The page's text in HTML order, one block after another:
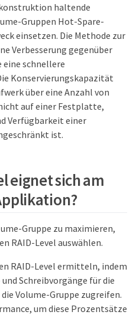
haltende
Gruppen Hot-Spare-
einsetzen. Die Methode zur
Verbesserung gegenüber
schnellere
Konservierungskapazität
über eine Anzahl von
auf einer Festplatte,
Verfügbarkeit einer
ist.
eignet sich am
Gruppe zu maximieren,
RAID-Level auswählen.
RAID-Level ermitteln, indem
Schreibvorgänge für die
Volume-Gruppe zugreifen.
um diese Prozentsätze